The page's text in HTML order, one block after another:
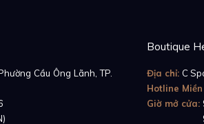
Cầu Ông Lãnh, TP.
Boutique
Địa chỉ: C
Hotline
Giờ mở cửa: